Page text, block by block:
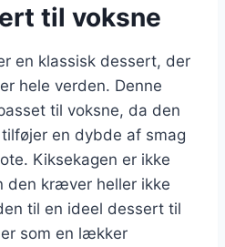
til voksne
en klassisk dessert, der
hele verden. Denne
til voksne, da den
en dybde af smag
Kiksekagen er ikke
den kræver heller ikke
til en ideel dessert til
som en lækker